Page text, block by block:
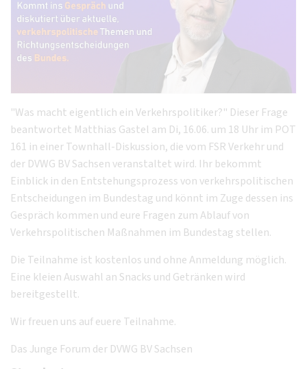
"Was macht eigentlich ein Verkehrspolitiker?" Dieser Frage
beantwortet Matthias Gastel am Di, 16.06. um 18 Uhr im POT
161 in einer Townhall-Diskussion, die vom FSR Verkehr und
der DVWG BV Sachsen veranstaltet wird. Ihr bekommt
Einblick in den Entstehungsprozess von verkehrspolitischen
Entscheidungen im Bundestag und könnt im Zuge dessen ins
Gespräch kommen und eure Fragen zum Ablauf von
Verkehrspolitischen Maßnahmen im Bundestag stellen.
Die Teilnahme ist kostenlos und ohne Anmeldung möglich.
Eine kleien Auswahl an Snacks und Getränken wird
bereitgestellt.
Wir freuen uns auf euere Teilnahme.
Das Junge Forum der DVWG BV Sachsen